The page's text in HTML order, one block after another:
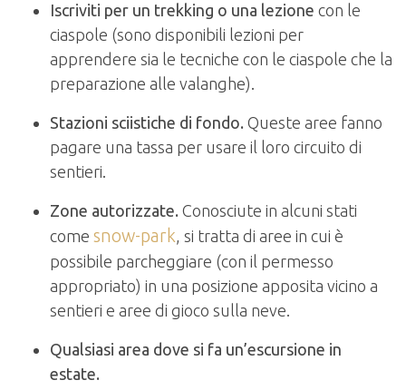
Iscriviti per un trekking o una lezione con le
ciaspole (sono disponibili lezioni per
apprendere sia le tecniche con le ciaspole che la
preparazione alle valanghe).
Stazioni sciistiche di fondo. Queste aree fanno
pagare una tassa per usare il loro circuito di
sentieri.
Zone autorizzate. Conosciute in alcuni stati
come snow-park, si tratta di aree in cui è
possibile parcheggiare (con il permesso
appropriato) in una posizione apposita vicino a
sentieri e aree di gioco sulla neve.
Qualsiasi area dove si fa un’escursione in
estate.